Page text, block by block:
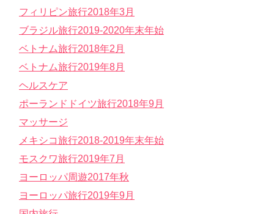
フィリピン旅行2018年3月
ブラジル旅行2019-2020年末年始
ベトナム旅行2018年2月
ベトナム旅行2019年8月
ヘルスケア
ポーランドドイツ旅行2018年9月
マッサージ
メキシコ旅行2018-2019年末年始
モスクワ旅行2019年7月
ヨーロッパ周遊2017年秋
ヨーロッパ旅行2019年9月